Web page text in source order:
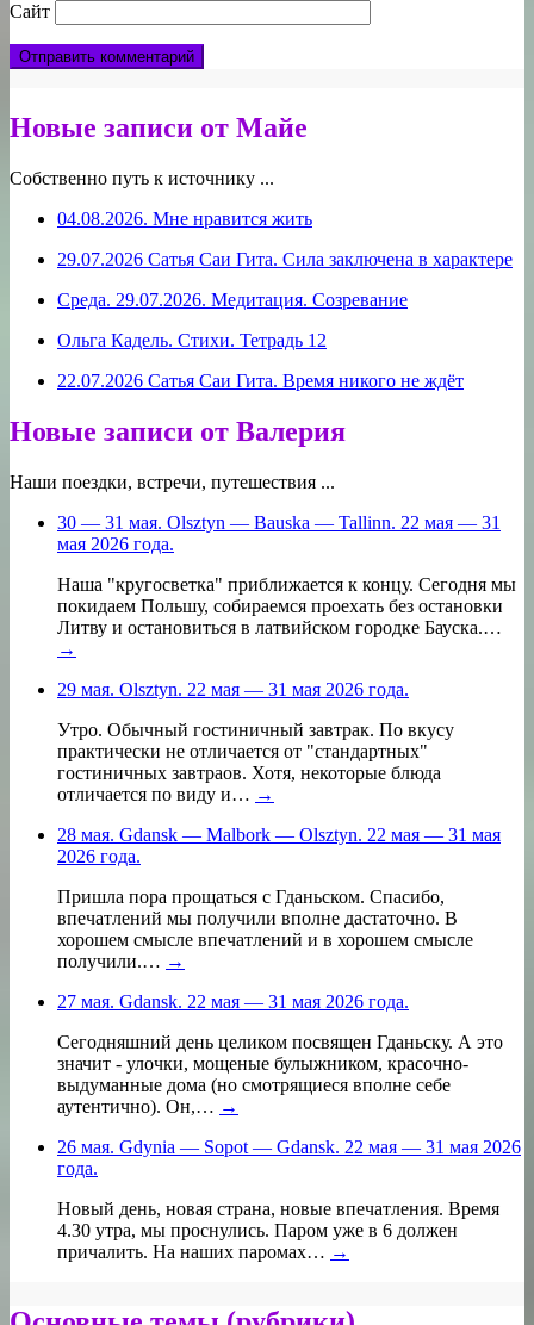
Сайт
Новые записи от Майе
Собственно путь к источнику ...
04.08.2026. Мне нравится жить
29.07.2026 Сатья Саи Гита. Сила заключена в характере
Среда. 29.07.2026. Медитация. Созревание
Ольга Кадель. Стихи. Тетрадь 12
22.07.2026 Сатья Саи Гита. Время никого не ждёт
Новые записи от Валерия
Наши поездки, встречи, путешествия ...
30 — 31 мая. Olsztyn — Bauska — Tallinn. 22 мая — 31
мая 2026 года.
Наша "кругосветка" приближается к концу. Сегодня мы
покидаем Польшу, собираемся проехать без остановки
Литву и остановиться в латвийском городке Бауска.…
→
29 мая. Olsztyn. 22 мая — 31 мая 2026 года.
Утро. Обычный гостиничный завтрак. По вкусу
практически не отличается от "стандартных"
гостиничных завтраов. Хотя, некоторые блюда
отличается по виду и… →
28 мая. Gdansk — Malbork — Olsztyn. 22 мая — 31 мая
2026 года.
Пришла пора прощаться с Гданьском. Спасибо,
впечатлений мы получили вполне дастаточно. В
хорошем смысле впечатлений и в хорошем смысле
получили.… →
27 мая. Gdansk. 22 мая — 31 мая 2026 года.
Сегодняшний день целиком посвящен Гданьску. А это
значит - улочки, мощеные булыжником, красочно-
выдуманные дома (но смотрящиеся вполне себе
аутентично). Он,… →
26 мая. Gdynia — Sopot — Gdansk. 22 мая — 31 мая 2026
года.
Новый день, новая страна, новые впечатления. Время
4.30 утра, мы проснулись. Паром уже в 6 должен
причалить. На наших паромах… →